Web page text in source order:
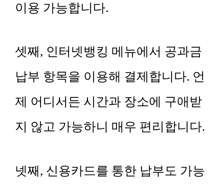
이용 가능합니다.
셋째, 인터넷뱅킹 메뉴에서 공과금
납부 항목을 이용해 결제합니다. 언
제 어디서든 시간과 장소에 구애받
지 않고 가능하니 매우 편리합니다.
넷째, 신용카드를 통한 납부도 가능